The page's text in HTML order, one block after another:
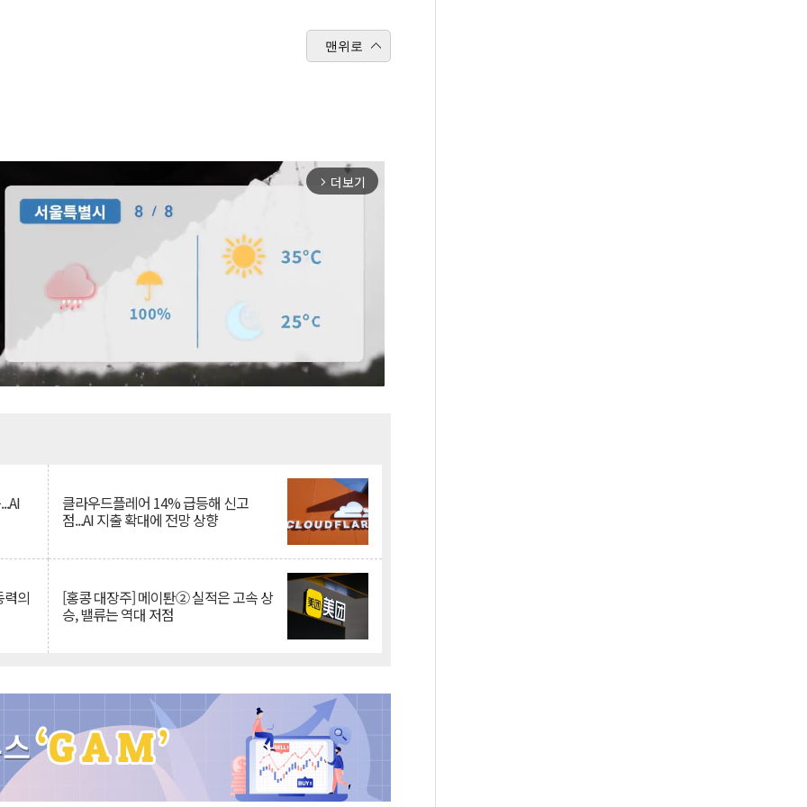
맨위로
arrow_forward_ios 더보기
클라우드플레어 14% 급등해 신고
점...AI 지출 확대에 전망 상향
의 [홍콩 대장주] 메이퇀② 실적은 고속 상
승, 밸류는 역대 저점